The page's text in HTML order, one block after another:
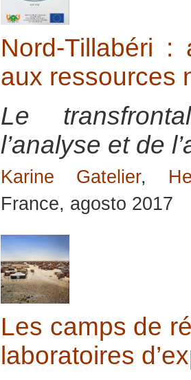
Nord-Tillabéri
aux ressources
Le
l’analyse et de
Karine Gatelier,
France, agosto 2017
Les camps de
laboratoires